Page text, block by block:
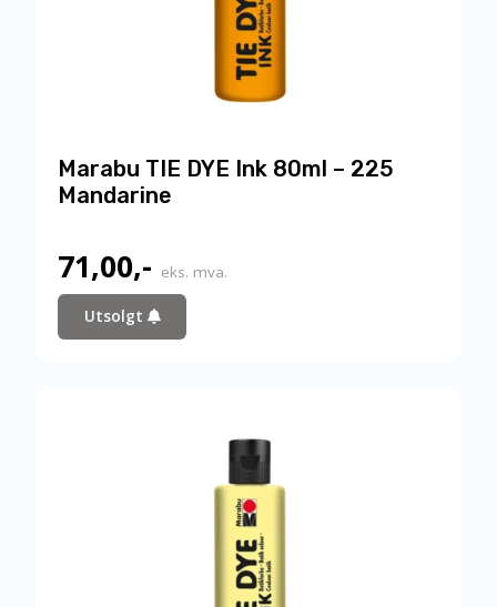
Marabu TIE DYE Ink 80ml – 225
Mandarine
71,00,- eks. mva.
Utsolgt